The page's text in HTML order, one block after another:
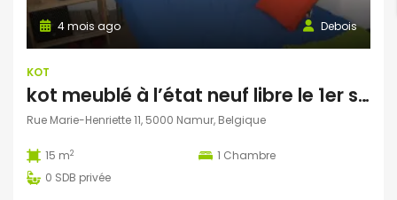
Debois
4 mois ago
KOT
kot meublé à l’état neuf libre le 1er septembre
Rue Marie-Henriette 11, 5000 Namur, Belgique
15 m2 1 Chambre
0 SDB privée